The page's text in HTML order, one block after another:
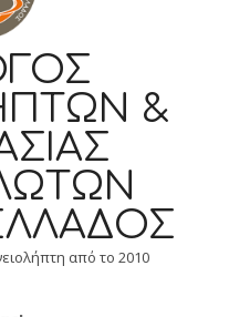
&
από το 2010